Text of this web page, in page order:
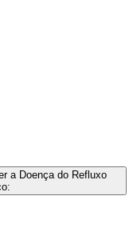
a Doença do Refluxo